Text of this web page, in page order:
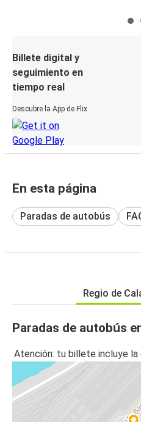
Billete digital y
seguimiento en
tiempo real
Descubre la App de Flix
En esta página
Paradas de autobús
Regio de
Paradas de autobús
Atención: tu billete incluye la